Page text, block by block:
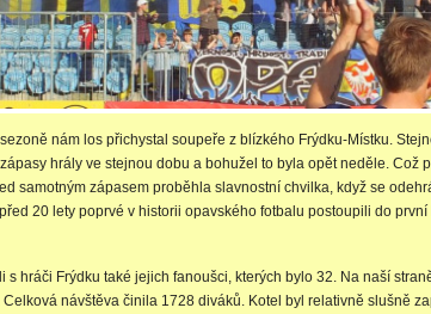
nám los přichystal soupeře z blízkého Frýdku-Místku.
hrály ve stejnou dobu a bohužel to byla opět neděle. Což
samotným zápasem proběhla slavnostní chvilka, když se
20 lety poprvé v historii opavského fotbalu postoupili do
s hráči Frýdku také jejich fanoušci, kterých bylo 32. Na naší
návštěva činila 1728 diváků. Kotel byl relativně slušně